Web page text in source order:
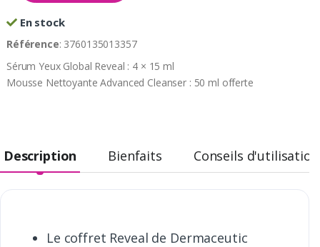
En stock
Référence: 3760135013357
Sérum Yeux Global Reveal : 4 × 15 ml
Mousse Nettoyante Advanced Cleanser : 50 ml offerte
Description Bienfaits Conseils d'utilisation
Le coffret Reveal de Dermaceutic